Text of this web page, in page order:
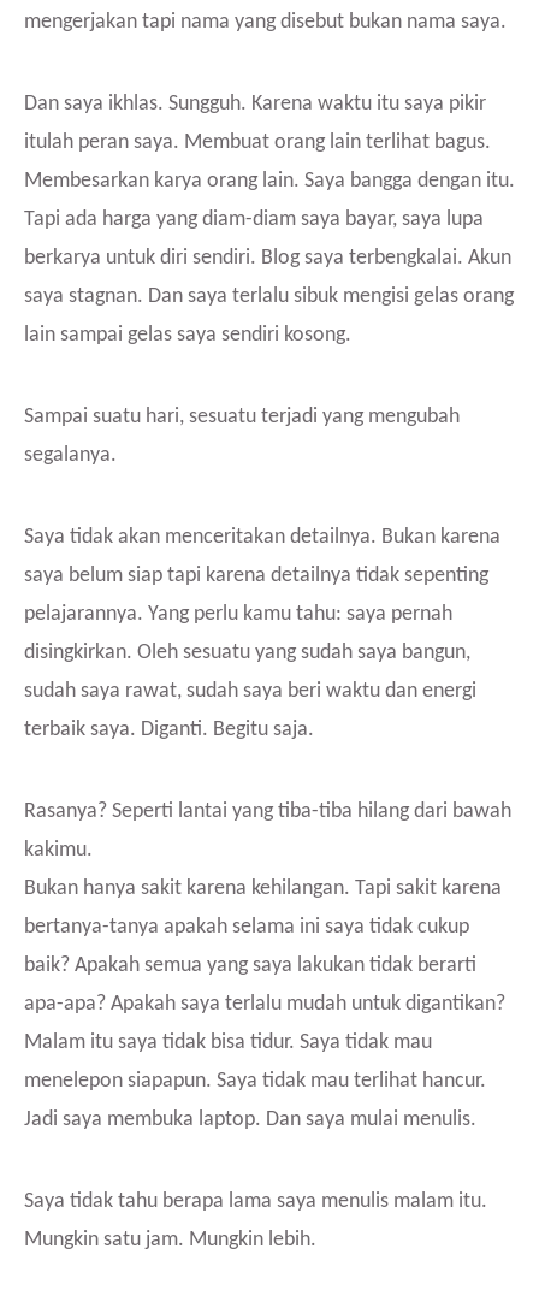
mengerjakan tapi nama yang disebut bukan nama saya.
Dan saya ikhlas. Sungguh. Karena waktu itu saya pikir
itulah peran saya. Membuat orang lain terlihat bagus.
Membesarkan karya orang lain. Saya bangga dengan itu.
Tapi ada harga yang diam-diam saya bayar, saya lupa
berkarya untuk diri sendiri. Blog saya terbengkalai. Akun
saya stagnan. Dan saya terlalu sibuk mengisi gelas orang
lain sampai gelas saya sendiri kosong.
Sampai suatu hari, sesuatu terjadi yang mengubah
segalanya.
Saya tidak akan menceritakan detailnya. Bukan karena
saya belum siap tapi karena detailnya tidak sepenting
pelajarannya. Yang perlu kamu tahu: saya pernah
disingkirkan. Oleh sesuatu yang sudah saya bangun,
sudah saya rawat, sudah saya beri waktu dan energi
terbaik saya. Diganti. Begitu saja.
Rasanya? Seperti lantai yang tiba-tiba hilang dari bawah
kakimu.
Bukan hanya sakit karena kehilangan. Tapi sakit karena
bertanya-tanya apakah selama ini saya tidak cukup
baik? Apakah semua yang saya lakukan tidak berarti
apa-apa? Apakah saya terlalu mudah untuk digantikan?
Malam itu saya tidak bisa tidur. Saya tidak mau
menelepon siapapun. Saya tidak mau terlihat hancur.
Jadi saya membuka laptop. Dan saya mulai menulis.
Saya tidak tahu berapa lama saya menulis malam itu.
Mungkin satu jam. Mungkin lebih.